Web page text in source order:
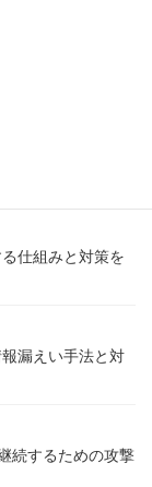
仕組みと対策を
漏えい手法と対
続するための攻撃